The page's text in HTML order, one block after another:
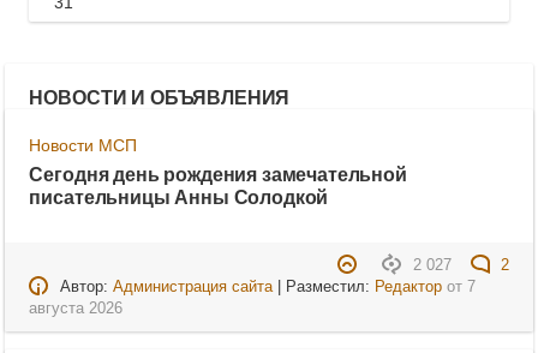
НОВОСТИ И ОБЪЯВЛЕНИЯ
Новости МСП
Сегодня день рождения замечательной
писательницы Анны Солодкой
2 027
2
Автор: Администрация сайта| Разместил: Редакторот 7
августа 2026